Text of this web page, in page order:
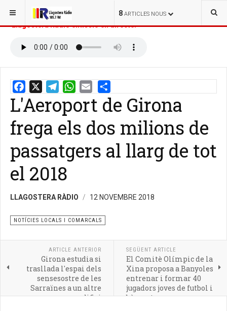
8 ARTICLES NOUS
ESTÀS AQUÍ: INICI
Llagostera Ràdio emissió en directe:
Email Share
L'Aeroport de Girona
frega els dos milions de
passatgers al llarg de tot
el 2018
LLAGOSTERA RÀDIO
12 NOVEMBRE 2018
NOTÍCIES LOCALS I COMARCALS
ARTICLE ANTERIOR
Girona estudia si
trasllada l'espai dels
sensesostre de les
Sarraïnes a un altre
edifici
SEGÜENT ARTICLE
El Comitè Olímpic de la
Xina proposa a Banyoles
entrenar i formar 40
jugadors joves de futbol i
bàsquet